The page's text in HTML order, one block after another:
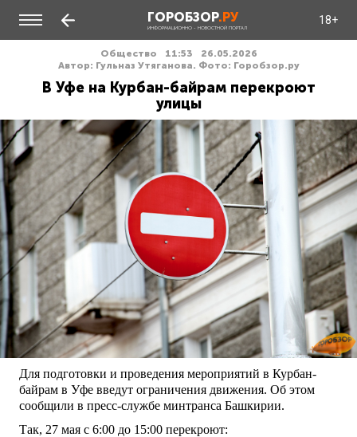
ГОРОБЗОР.РУ
ИНФОРМАЦИОННО - НОВОСТНОЙ ПОРТАЛ
18+
Общество 11:53
26.05.2026
Автор: Гульназ Утяганова. Фото: Горобзор.ру
В Уфе на Курбан-байрам перекроют
улицы
Для подготовки и проведения мероприятий в Курбан-
байрам в Уфе введут ограничения движения. Об этом
сообщили в пресс-службе минтранса Башкирии.
Так, 27 мая с 6:00 до 15:00 перекроют: